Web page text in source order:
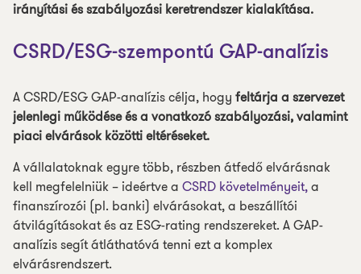
irányítási és szabályozási keretrendszer kialakítása.
CSRD/ESG-szempontú GAP-analízis
A CSRD/ESG GAP-analízis célja, hogy feltárja a szervezet
jelenlegi működése és a vonatkozó szabályozási, valamint
piaci elvárások közötti eltéréseket.
A vállalatoknak egyre több, részben átfedő elvárásnak
kell megfelelniük – ideértve a CSRD követelményeit,a
finanszírozói (pl. banki) elvárásokat, a beszállítói
átvilágításokat és az ESG-rating rendszereket. A GAP-
analízis segít átláthatóvá tenni ezt a komplex
elvárásrendszert.